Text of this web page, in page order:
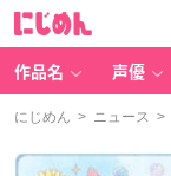
作品名 声優
にじめん > ニュース >